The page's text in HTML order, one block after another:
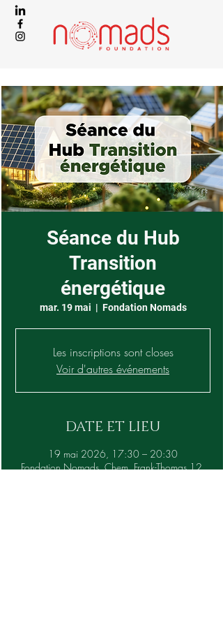
Séance du Hub
Transition
énergétique
mar. 19 mai
  |
Fondation Nomads
Les inscriptions sont closes
Voir d'autres événements
DATE ET LIEU
19 mai 2026, 17:30 – 20:30
Fondation Nomads, Chem. Frank-Thomas 12,